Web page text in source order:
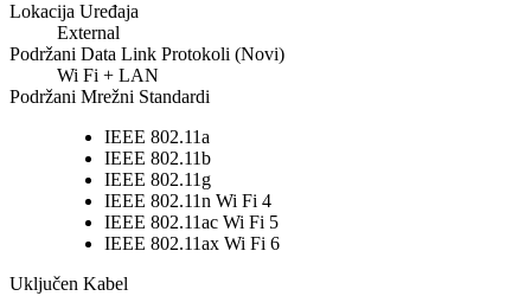
Lokacija Uređaja
External
Podržani Data Link Protokoli (Novi)
Wi Fi + LAN
Podržani Mrežni Standardi
IEEE 802.11a
IEEE 802.11b
IEEE 802.11g
IEEE 802.11n Wi Fi 4
IEEE 802.11ac Wi Fi 5
IEEE 802.11ax Wi Fi 6
Uključen Kabel